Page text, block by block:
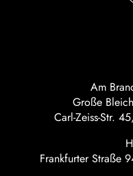
Am
Große
Carl-Zeiss-Str.
Frankfurter Straße